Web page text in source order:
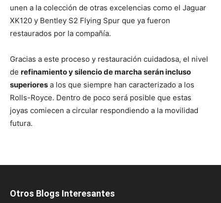
unen a la colección de otras excelencias como el Jaguar
XK120 y Bentley S2 Flying Spur que ya fueron
restaurados por la compañía.
Gracias a este proceso y restauración cuidadosa, el nivel
de refinamiento y silencio de marcha serán incluso
superiores a los que siempre han caracterizado a los
Rolls-Royce. Dentro de poco será posible que estas
joyas comiecen a circular respondiendo a la movilidad
futura.
Otros Blogs Interesantes